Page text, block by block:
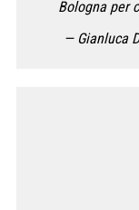
Bologna per
— Gianluca